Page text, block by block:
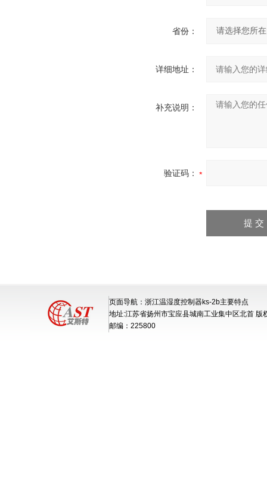
省份：
详细地址：
补充说明：
验证码：
页面导航：浙江温湿度控制器ks-2b主要特点
地址:江苏省扬州市宝应县城南工业集中区北首 版
邮编：225800